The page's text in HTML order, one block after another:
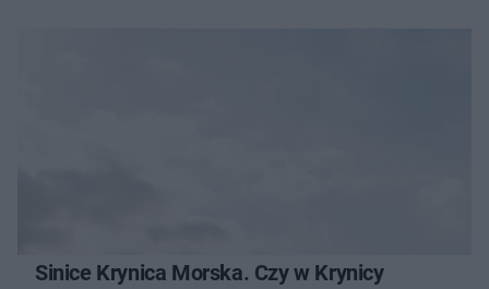
Sinice Krynica Morska. Czy w Krynicy